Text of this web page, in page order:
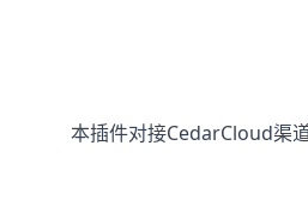
本插件对接CedarCloud渠